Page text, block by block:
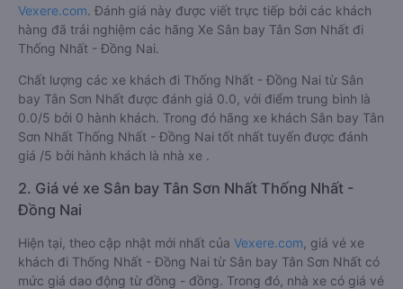
Vexere.com. Đánh giá này được viết trực tiếp bởi các khách
hàng đã trải nghiệm các hãng Xe Sân bay Tân Sơn Nhất đi
Thống Nhất - Đồng Nai.
Chất lượng các xe khách đi Thống Nhất - Đồng Nai từ Sân
bay Tân Sơn Nhất được đánh giá 0.0, với điểm trung bình là
0.0/5 bởi 0 hành khách. Trong đó hãng xe khách Sân bay Tân
Sơn Nhất Thống Nhất - Đồng Nai tốt nhất tuyến được đánh
giá /5 bởi hành khách là nhà xe .
2. Giá vé xe Sân bay Tân Sơn Nhất Thống Nhất -
Đồng Nai
Hiện tại, theo cập nhật mới nhất của Vexere.com , giá vé xe
khách đi Thống Nhất - Đồng Nai từ Sân bay Tân Sơn Nhất có
mức giá dao động từ đồng - đồng. Trong đó, nhà xe có giá vé